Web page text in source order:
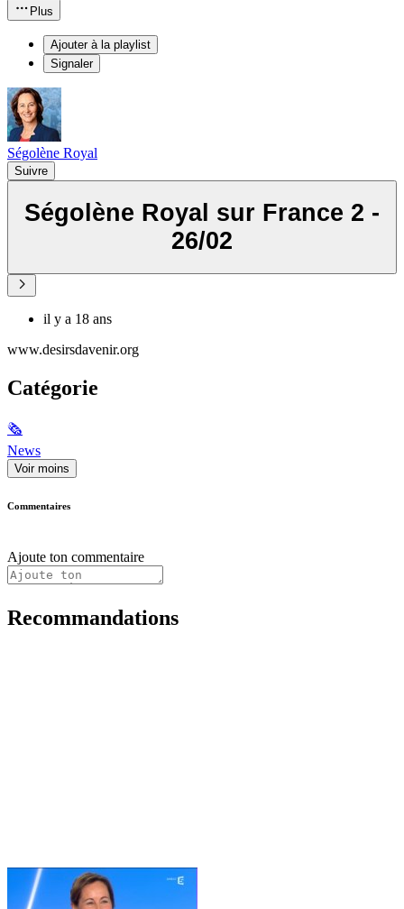
Plus
Ajouter à la playlist
Signaler
Ségolène Royal
Suivre
Ségolène Royal sur France 2 -
26/02
il y a 18 ans
www.desirsdavenir.org
Catégorie
🗞
News
Voir moins
Commentaires
Ajoute ton commentaire
Recommandations